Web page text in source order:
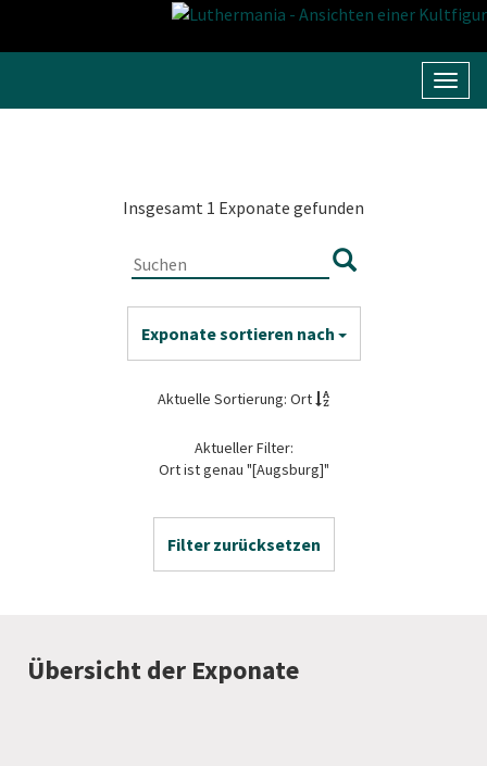
Insgesamt 1 Exponate gefunden
Exponate sortieren nach
Aktuelle Sortierung: Ort
Aktueller Filter:
Ort ist genau "[Augsburg]"
Filter zurücksetzen
Übersicht der Exponate